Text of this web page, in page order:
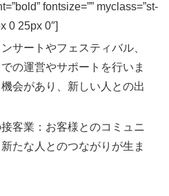
fontsize=”” myclass=”st-
0 25px 0″]
サートやフェスティバル、
の運営やサポートを行いま
会があり、新しい人との出
客業：お客様とのコミュニ
たな人とのつながりが生ま